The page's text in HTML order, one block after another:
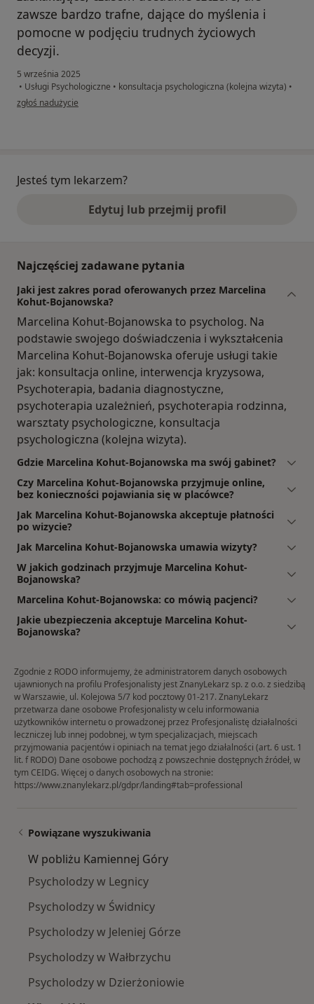
zawsze bardzo trafne, dające do myślenia i
pomocne w podjęciu trudnych życiowych
decyzji.
5 września 2025
• Usługi Psychologiczne • konsultacja psychologiczna (kolejna wizyta) •
w opinii użytkownika Figa
zgłoś nadużycie
Jesteś tym lekarzem?
Edytuj lub przejmij profil
Najczęściej zadawane pytania
Jaki jest zakres porad oferowanych przez Marcelina
Kohut-Bojanowska?
Marcelina Kohut-Bojanowska to psycholog. Na
podstawie swojego doświadczenia i wykształcenia
Marcelina Kohut-Bojanowska oferuje usługi takie
jak: konsultacja online, interwencja kryzysowa,
Psychoterapia, badania diagnostyczne,
psychoterapia uzależnień, psychoterapia rodzinna,
warsztaty psychologiczne, konsultacja
psychologiczna (kolejna wizyta).
Gdzie Marcelina Kohut-Bojanowska ma swój gabinet?
Czy Marcelina Kohut-Bojanowska przyjmuje online,
bez konieczności pojawiania się w placówce?
Jak Marcelina Kohut-Bojanowska akceptuje płatności
po wizycie?
Jak Marcelina Kohut-Bojanowska umawia wizyty?
W jakich godzinach przyjmuje Marcelina Kohut-
Bojanowska?
Marcelina Kohut-Bojanowska: co mówią pacjenci?
Jakie ubezpieczenia akceptuje Marcelina Kohut-
Bojanowska?
Zgodnie z RODO informujemy, że administratorem danych osobowych
ujawnionych na profilu Profesjonalisty jest ZnanyLekarz sp. z o.o. z siedzibą
w Warszawie, ul. Kolejowa 5/7 kod pocztowy 01-217. ZnanyLekarz
przetwarza dane osobowe Profesjonalisty w celu informowania
użytkowników internetu o prowadzonej przez Profesjonalistę działalności
leczniczej lub innej podobnej, w tym specjalizacjach, miejscach
przyjmowania pacjentów i opiniach na temat jego działalności (art. 6 ust. 1
lit. f RODO) Dane osobowe pochodzą z powszechnie dostępnych źródeł, w
tym CEIDG. Więcej o danych osobowych na stronie:
https://www.znanylekarz.pl/gdpr/landing#tab=professional
Powiązane wyszukiwania
W pobliżu Kamiennej Góry
Psycholodzy w Legnicy
Psycholodzy w Świdnicy
Psycholodzy w Jeleniej Górze
Psycholodzy w Wałbrzychu
Psycholodzy w Dzierżoniowie